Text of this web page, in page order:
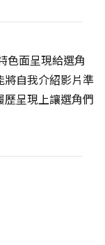
色面呈現給選角
將自我介紹影片準
呈現上讓選角們